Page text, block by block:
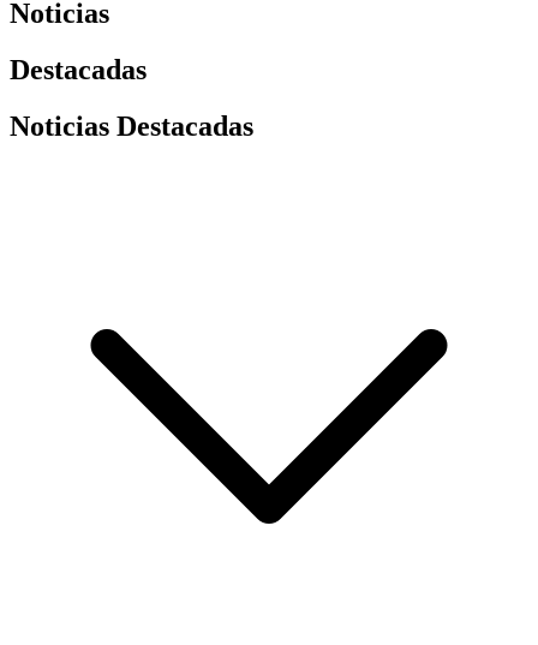
Noticias
Destacadas
Noticias Destacadas